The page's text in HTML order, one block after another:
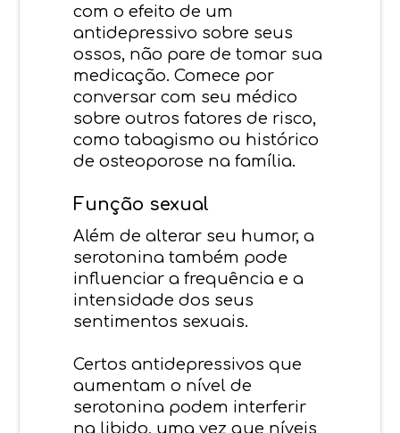
com o efeito de um
antidepressivo sobre seus
ossos, não pare de tomar sua
medicação. Comece por
conversar com seu médico
sobre outros fatores de risco,
como tabagismo ou histórico
de osteoporose na família.
Função sexual
Além de alterar seu humor, a
serotonina também pode
influenciar a frequência e a
intensidade dos seus
sentimentos sexuais.
Certos antidepressivos que
aumentam o nível de
serotonina podem interferir
na libido, uma vez que níveis